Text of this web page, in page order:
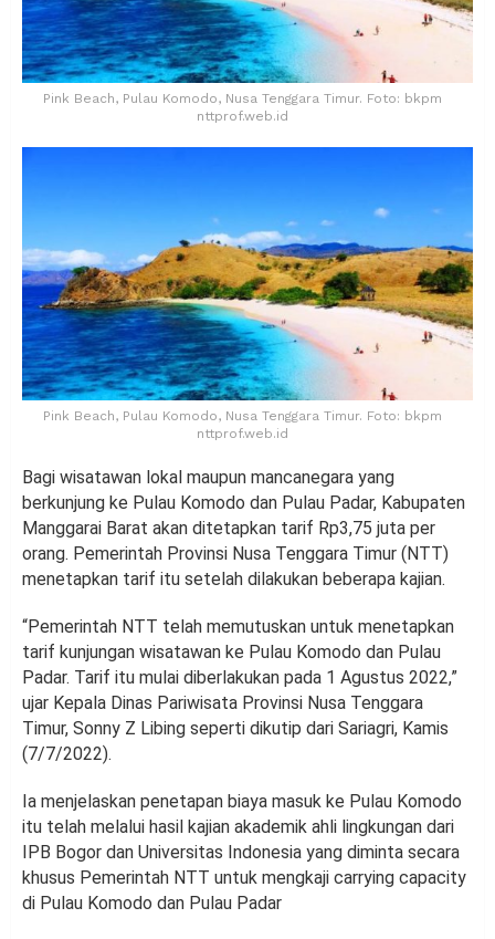
Pink Beach, Pulau Komodo, Nusa Tenggara Timur. Foto: bkpm
nttprof.web.id
Pink Beach, Pulau Komodo, Nusa Tenggara Timur. Foto: bkpm
nttprof.web.id
Bagi wisatawan lokal maupun mancanegara yang
berkunjung ke Pulau Komodo dan Pulau Padar, Kabupaten
Manggarai Barat akan ditetapkan tarif Rp3,75 juta per
orang. Pemerintah Provinsi Nusa Tenggara Timur (NTT)
menetapkan tarif itu setelah dilakukan beberapa kajian.
“Pemerintah NTT telah memutuskan untuk menetapkan
tarif kunjungan wisatawan ke Pulau Komodo dan Pulau
Padar. Tarif itu mulai diberlakukan pada 1 Agustus 2022,”
ujar Kepala Dinas Pariwisata Provinsi Nusa Tenggara
Timur, Sonny Z Libing seperti dikutip dari Sariagri, Kamis
(7/7/2022).
Ia menjelaskan penetapan biaya masuk ke Pulau Komodo
itu telah melalui hasil kajian akademik ahli lingkungan dari
IPB Bogor dan Universitas Indonesia yang diminta secara
khusus Pemerintah NTT untuk mengkaji carrying capacity
di Pulau Komodo dan Pulau Padar